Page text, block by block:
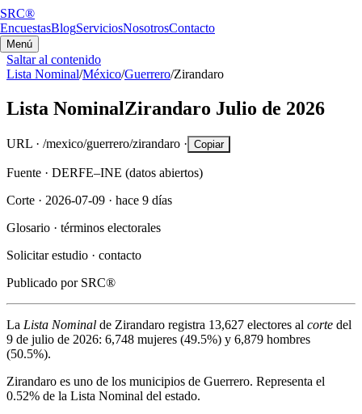
SRC®
EncuestasBlogServiciosNosotrosContacto
Menú
Saltar al contenido
Lista Nominal/México/Guerrero/Zirandaro
Lista NominalZirandaro Julio de 2026
URL · /mexico/guerrero/zirandaro · Copiar
Fuente · DERFE–INE (datos abiertos)
Corte · 2026-07-09 · hace 9 días
Glosario · términos electorales
Solicitar estudio · contacto
Publicado por SRC®
La Lista Nominal de Zirandaro registra 13,627 electores al corte del
9 de julio de 2026: 6,748 mujeres (49.5%) y 6,879 hombres
(50.5%).
Zirandaro es uno de los municipios de Guerrero. Representa el
0.52% de la Lista Nominal del estado.